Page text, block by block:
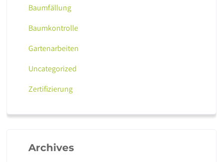
Baumfällung
Baumkontrolle
Gartenarbeiten
Uncategorized
Zertifizierung
Archives